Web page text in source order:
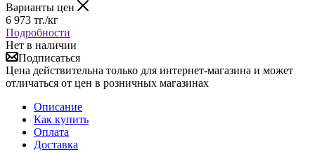
Варианты цен
6 973 тг./кг
Подробности
Нет в наличии
Подписаться
Цена действительна только для интернет-магазина и может
отличаться от цен в розничных магазинах
Описание
Как купить
Оплата
Доставка